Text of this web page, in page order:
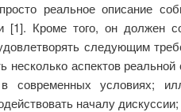
реальное описание
[1]. Кроме того, он должен
следующим
аспектов
современных условиях;
началу